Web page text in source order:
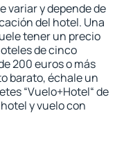
variar y depende de
del hotel. Una
tener un precio
de cinco
200 euros o más
barato, échale un
“Vuelo+Hotel“ de
y vuelo con